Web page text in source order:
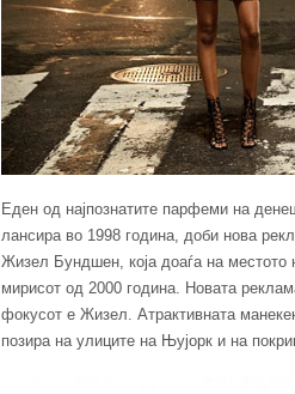
Еден од најпознатите парфеми на
лансира во 1998 година, доби нова
Жизел Бундшен, која доаѓа на местото
мирисот од 2000 година. Новата
фокусот е Жизел. Атрактивната
позира на улиците на Њујорк и на